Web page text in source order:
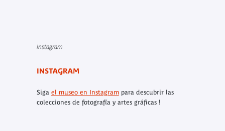
Instagram
INSTAGRAM
Siga el museo en Instagrampara descubrir las
colecciones de fotografía y artes gráficas !